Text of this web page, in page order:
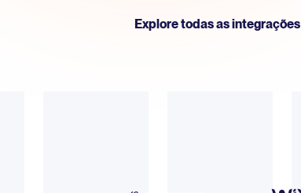
Explore todas as integrações